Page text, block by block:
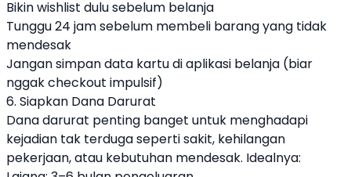
Bikin wishlist dulu sebelum belanja
Tunggu 24 jam sebelum membeli barang yang tidak
mendesak
Jangan simpan data kartu di aplikasi belanja (biar
nggak checkout impulsif)
6. Siapkan Dana Darurat
Dana darurat penting banget untuk menghadapi
kejadian tak terduga seperti sakit, kehilangan
pekerjaan, atau kebutuhan mendesak. Idealnya: